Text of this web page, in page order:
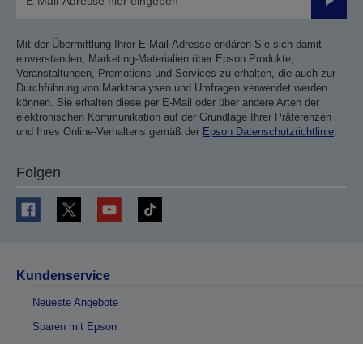
Mit der Übermittlung Ihrer E-Mail-Adresse erklären Sie sich damit
einverstanden, Marketing-Materialien über Epson Produkte,
Veranstaltungen, Promotions und Services zu erhalten, die auch zur
Durchführung von Marktanalysen und Umfragen verwendet werden
können. Sie erhalten diese per E-Mail oder über andere Arten der
elektronischen Kommunikation auf der Grundlage Ihrer Präferenzen
und Ihres Online-Verhaltens gemäß der Epson Datenschutzrichtlinie.
Folgen
Kundenservice
Neueste Angebote
Sparen mit Epson